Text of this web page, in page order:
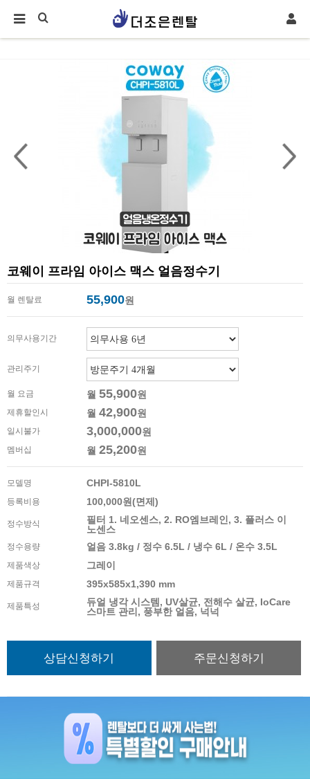
코웨이 프라임 아이스 맥스 얼음정수기
월 렌탈료 55,900원
의무사용기간
관리주기
월 요금 월 55,900원
제휴할인시 월 42,900원
일시불가 3,000,000원
멤버십 월 25,200원
모델명 CHPI-5810L
등록비용 100,000원(면제)
정수방식
필터 1. 네오센스, 2. RO엠브레인, 3. 플러스 이
노센스
정수용량 얼음 3.8kg / 정수 6.5L / 냉수 6L / 온수 3.5L
제품색상 그레이
제품규격 395x585x1,390 mm
제품특성
듀얼 냉각 시스템, UV살균, 전해수 살균, IoCare
스마트 관리, 풍부한 얼음, 넉넉